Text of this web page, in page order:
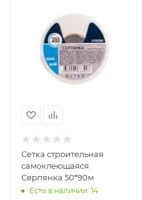
Сетка строительная
самоклеющаяся
Серпянка 50*90м
Есть в наличии: 14